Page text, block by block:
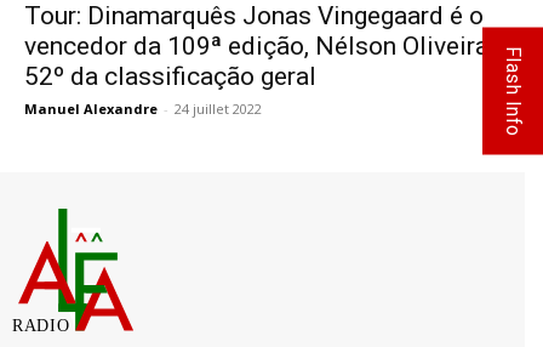
Tour: Dinamarquês Jonas Vingegaard é o
vencedor da 109ª edição, Nélson Oliveira
52º da classificação geral
Manuel Alexandre - 24 juillet 2022 0
RADIO
Flash Info